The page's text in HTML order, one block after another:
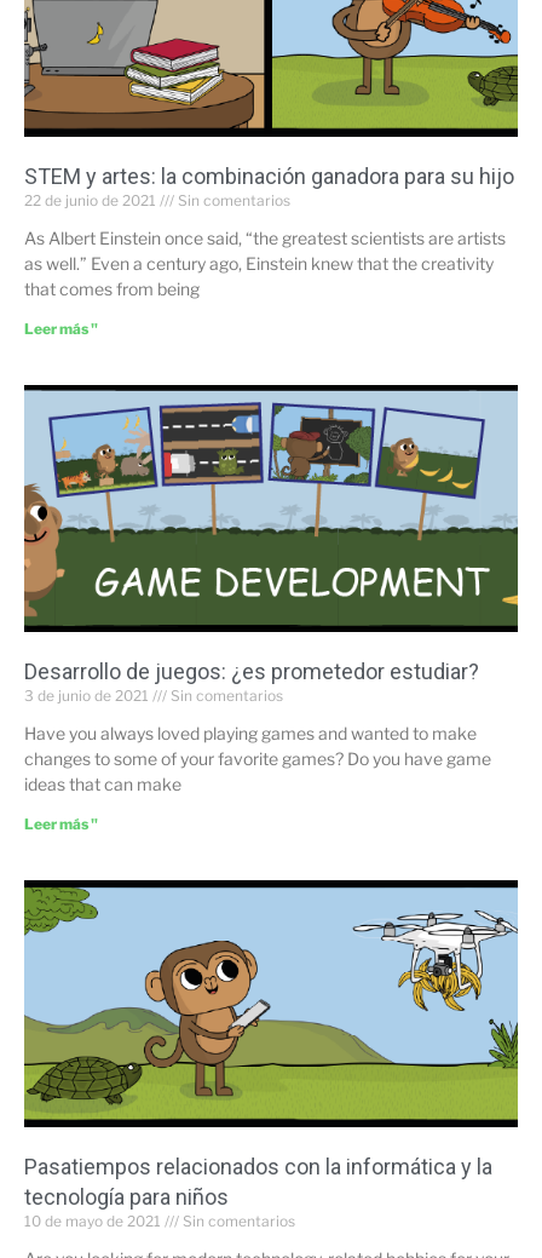
STEM y artes: la combinación ganadora para su hijo
22 de junio de 2021 Sin comentarios
As Albert Einstein once said, “the greatest scientists are artists
as well.” Even a century ago, Einstein knew that the creativity
that comes from being
Leer más "
Desarrollo de juegos: ¿es prometedor estudiar?
3 de junio de 2021 Sin comentarios
Have you always loved playing games and wanted to make
changes to some of your favorite games? Do you have game
ideas that can make
Leer más "
Pasatiempos relacionados con la informática y la
tecnología para niños
10 de mayo de 2021 Sin comentarios